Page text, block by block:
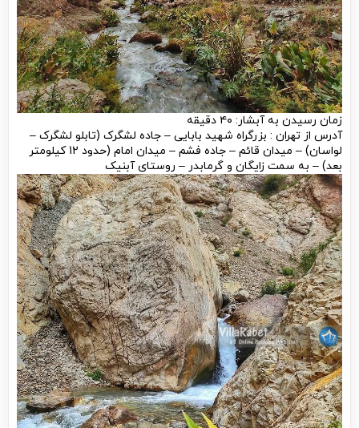
زمان رسیدن به آبشار: ۴۰ دقیقه
آدرس از تهران : بزرگراه شهید بابایی – جاده لشگرک (تابلو لشگرک –
لواسان) – میدان قائم – جاده فشم – میدان امام (حدود 12 کیلومتر
بعد) – به سمت زایگان و گرمابدر – روستای آبنیک